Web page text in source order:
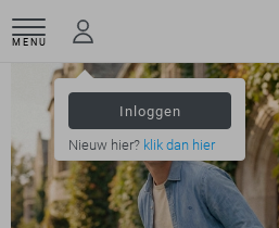
MENU
Inloggen
Nieuw hier? klik dan hier